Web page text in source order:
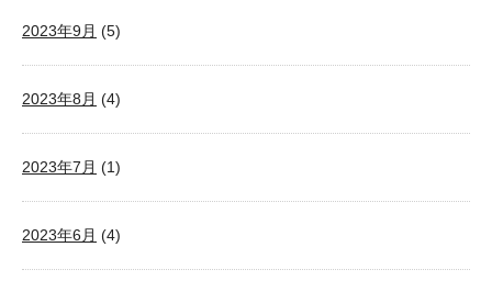
2023年9月 (5)
2023年8月 (4)
2023年7月 (1)
2023年6月 (4)